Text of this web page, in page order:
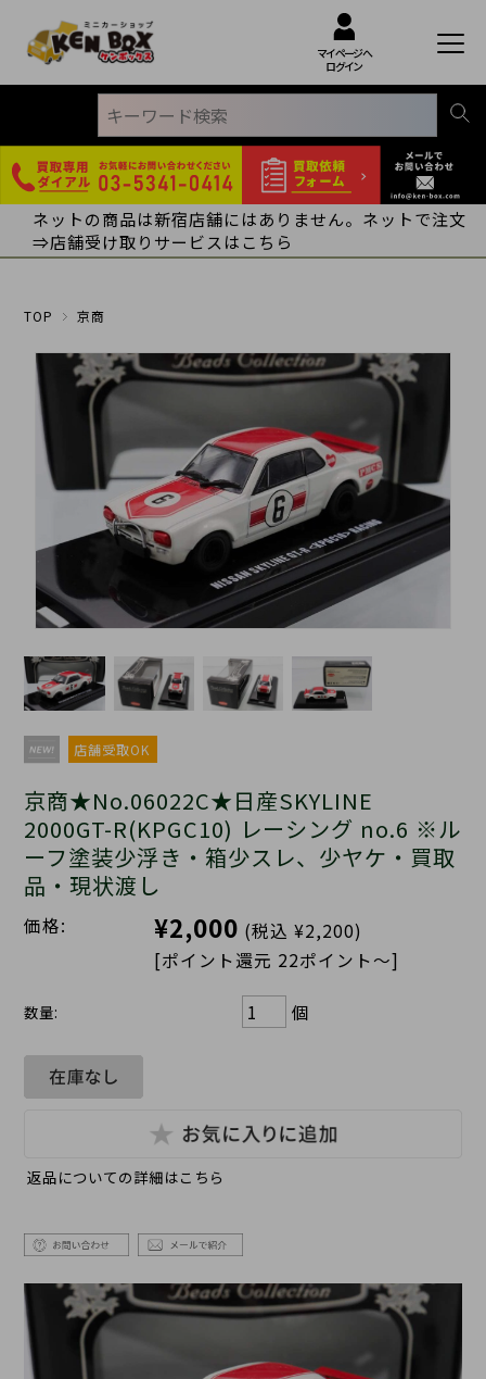
マイページへ
ログイン
ネットの商品は新宿店舗にはありません。ネットで注文
⇒店舗受け取りサービスはこちら
TOP 京商
店舗受取OK
京商★No.06022C★日産SKYLINE
2000GT-R(KPGC10) レーシング no.6 ※ル
ーフ塗装少浮き・箱少スレ、少ヤケ・買取
品・現状渡し
価格: ¥2,000 (税込 ¥2,200)
[ポイント還元 22ポイント～]
数量: 個
返品についての詳細はこちら